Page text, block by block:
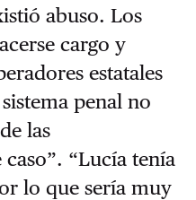
abuso. Los
cargo y
estatales
penal no
las
“Lucía tenía
lo que sería muy